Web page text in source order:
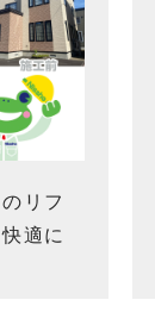
リフ
適に